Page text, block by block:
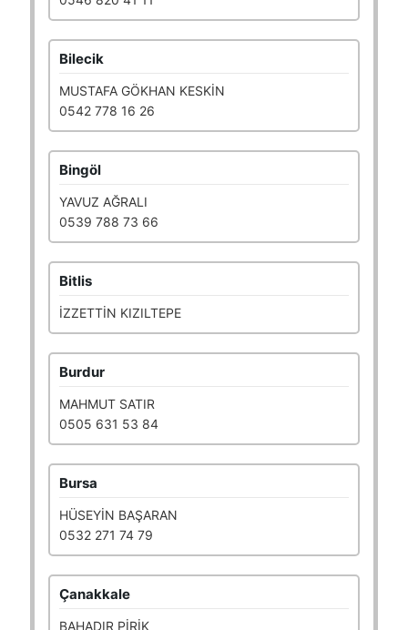
Bilecik
MUSTAFA GÖKHAN KESKİN
0542 778 16 26
Bingöl
YAVUZ AĞRALI
0539 788 73 66
Bitlis
İZZETTİN KIZILTEPE
Burdur
MAHMUT SATIR
0505 631 53 84
Bursa
HÜSEYİN BAŞARAN
0532 271 74 79
Çanakkale
BAHADIR PİRİK